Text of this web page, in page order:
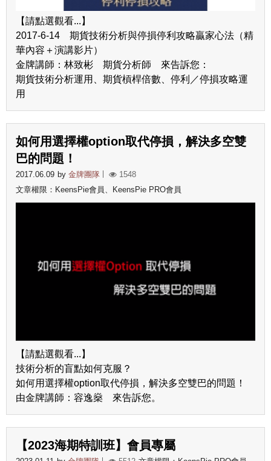
【請點選觀看...】
2017-6-14 期貨技術分析與停損停利攻略贏家心法（精
華內容＋演講影片）
金牌講師：林致彬 期貨分析師 來告訴您：
期貨技術分析運用、期貨槓桿倍數、停利／停損攻略運
用
如何用選擇權option取代停損，解決多空雙
巴的問題！
2017.06.09 by 金牌團隊
1548
文章權限：KeensPie會員、KeensPie PRO會員
【請點選觀看...】
技術分析的盲點如何克服？
如何用選擇權option取代停損，解決多空雙巴的問題！
由金牌講師：容逸燊 來告訴您。
【2023海期特訓班】會員專屬